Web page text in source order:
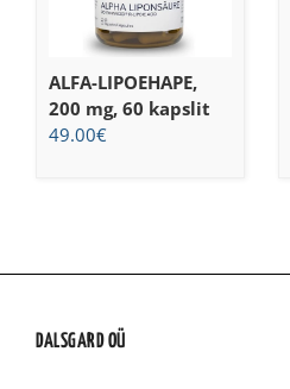
ALFA-LIPOEHAPE,
200 mg, 60 kapslit
49.00€
DALSGARD OÜ